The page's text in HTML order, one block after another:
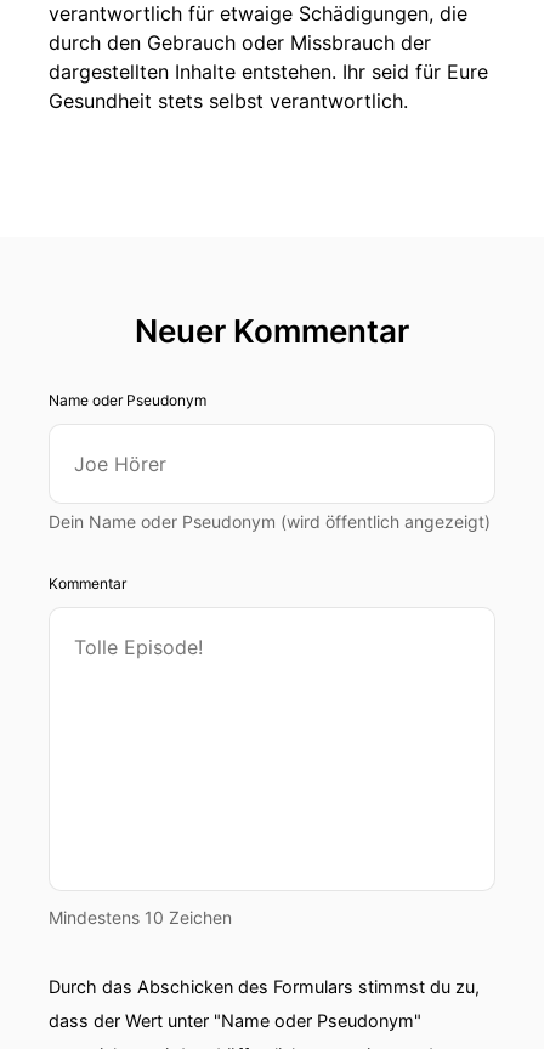
verantwortlich für etwaige Schädigungen, die
durch den Gebrauch oder Missbrauch der
dargestellten Inhalte entstehen. Ihr seid für Eure
Gesundheit stets selbst verantwortlich.
Neuer Kommentar
Name oder Pseudonym
Dein Name oder Pseudonym (wird öffentlich angezeigt)
Kommentar
Mindestens 10 Zeichen
Durch das Abschicken des Formulars stimmst du zu,
dass der Wert unter "Name oder Pseudonym"